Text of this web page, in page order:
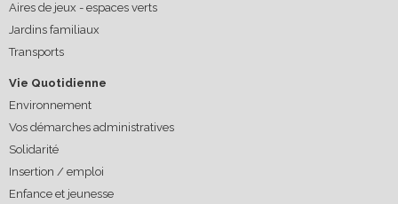
Aires de jeux - espaces verts
Jardins familiaux
Transports
Vie Quotidienne
Environnement
Vos démarches administratives
Solidarité
Insertion / emploi
Enfance et jeunesse